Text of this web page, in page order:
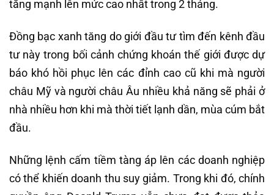
tăng mạnh lên mức cao nhất trong 2 tháng.
Đồng bạc xanh tăng do giới đầu tư tìm đến kênh đầu
tư này trong bối cảnh chứng khoán thế giới được dự
báo khó hồi phục lên các đỉnh cao cũ khi mà người
châu Mỹ và người châu Âu nhiều khả năng sẽ phải ở
nhà nhiều hơn khi mà thời tiết lạnh dần, mùa cúm bắt
đầu.
Những lệnh cấm tiềm tàng áp lên các doanh nghiệp
có thể khiến doanh thu suy giảm. Trong khi đó, chính